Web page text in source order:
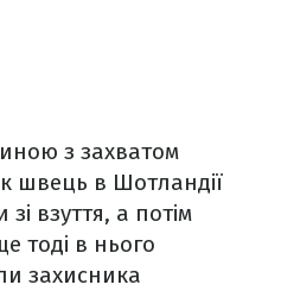
з захватом
швець в Шотландії
взуття, а потім
тоді в нього
захисника